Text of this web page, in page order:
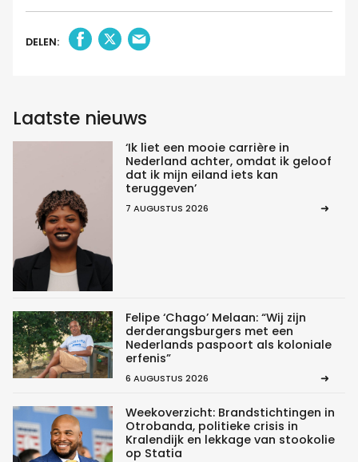
DELEN:
Laatste nieuws
‘Ik liet een mooie carrière in
Nederland achter, omdat ik geloof
dat ik mijn eiland iets kan
teruggeven’
7 AUGUSTUS 2026
Felipe ‘Chago’ Melaan: “Wij zijn
derderangsburgers met een
Nederlands paspoort als koloniale
erfenis”
6 AUGUSTUS 2026
Weekoverzicht: Brandstichtingen in
Otrobanda, politieke crisis in
Kralendijk en lekkage van stookolie
op Statia